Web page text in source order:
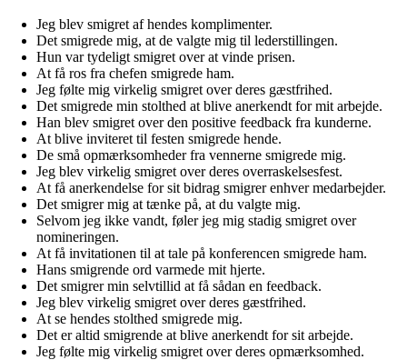
Jeg blev smigret af hendes komplimenter.
Det smigrede mig, at de valgte mig til lederstillingen.
Hun var tydeligt smigret over at vinde prisen.
At få ros fra chefen smigrede ham.
Jeg følte mig virkelig smigret over deres gæstfrihed.
Det smigrede min stolthed at blive anerkendt for mit arbejde.
Han blev smigret over den positive feedback fra kunderne.
At blive inviteret til festen smigrede hende.
De små opmærksomheder fra vennerne smigrede mig.
Jeg blev virkelig smigret over deres overraskelsesfest.
At få anerkendelse for sit bidrag smigrer enhver medarbejder.
Det smigrer mig at tænke på, at du valgte mig.
Selvom jeg ikke vandt, føler jeg mig stadig smigret over
nomineringen.
At få invitationen til at tale på konferencen smigrede ham.
Hans smigrende ord varmede mit hjerte.
Det smigrer min selvtillid at få sådan en feedback.
Jeg blev virkelig smigret over deres gæstfrihed.
At se hendes stolthed smigrede mig.
Det er altid smigrende at blive anerkendt for sit arbejde.
Jeg følte mig virkelig smigret over deres opmærksomhed.